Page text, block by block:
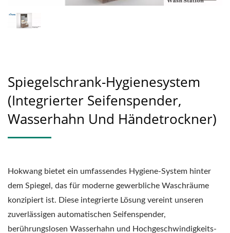
Spiegelschrank-Hygienesystem
(Integrierter Seifenspender,
Wasserhahn Und Händetrockner)
Hokwang bietet ein umfassendes Hygiene-System hinter
dem Spiegel, das für moderne gewerbliche Waschräume
konzipiert ist. Diese integrierte Lösung vereint unseren
zuverlässigen automatischen Seifenspender,
berührungslosen Wasserhahn und Hochgeschwindigkeits-